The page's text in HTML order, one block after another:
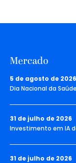
Mercado
5 de agosto de 2026
Dia Nacional da
31 de julho de 2026
Investimento em IA
31 de julho de 2026